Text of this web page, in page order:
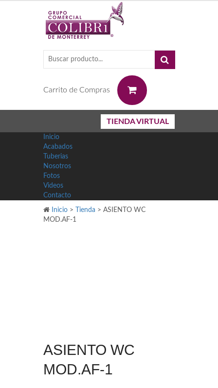
Carrito de Compras
TIENDA VIRTUAL
Inicio
Acabados
Tuberias
Nosotros
Fotos
Videos
Contacto
Inicio > Tienda > ASIENTO WC
MOD.AF-1
ASIENTO WC
MOD.AF-1